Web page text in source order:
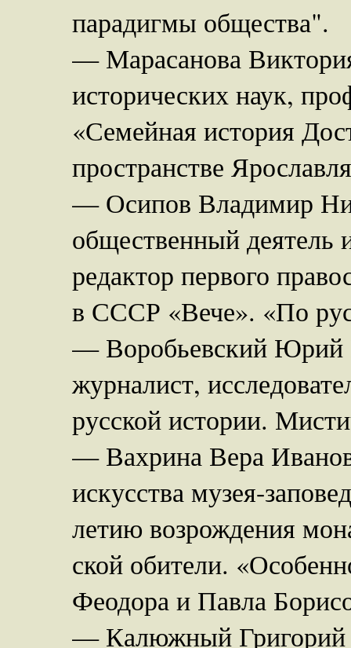
парадигмы общества".
— Марасанова
исторических наук,
«Семейная история
пространстве
— Осипов Владимир
общественный деятель
редактор первого
в СССР «Вече». «По
— Воробьевский Юрий
журналист,
русской истории.
— Вахрина Вера
искусства музея-
летию возрождения
ской обители.
Феодора и Павла
— Калюжный Григорий